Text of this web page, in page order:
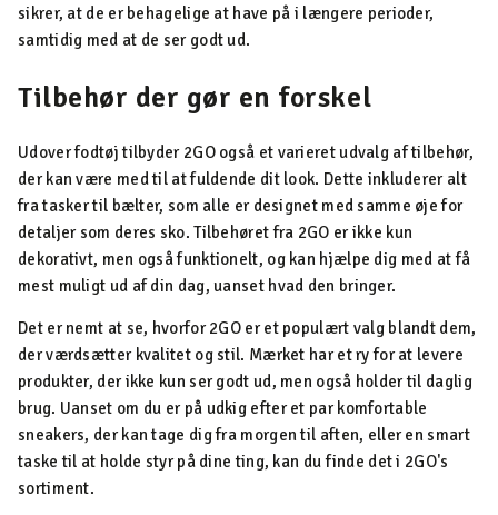
sikrer, at de er behagelige at have på i længere perioder,
samtidig med at de ser godt ud.
Tilbehør der gør en forskel
Udover fodtøj tilbyder 2GO også et varieret udvalg af tilbehør,
der kan være med til at fuldende dit look. Dette inkluderer alt
fra tasker til bælter, som alle er designet med samme øje for
detaljer som deres sko. Tilbehøret fra 2GO er ikke kun
dekorativt, men også funktionelt, og kan hjælpe dig med at få
mest muligt ud af din dag, uanset hvad den bringer.
Det er nemt at se, hvorfor 2GO er et populært valg blandt dem,
der værdsætter kvalitet og stil. Mærket har et ry for at levere
produkter, der ikke kun ser godt ud, men også holder til daglig
brug. Uanset om du er på udkig efter et par komfortable
sneakers, der kan tage dig fra morgen til aften, eller en smart
taske til at holde styr på dine ting, kan du finde det i 2GO's
sortiment.